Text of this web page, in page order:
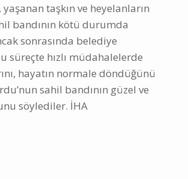
taşkın ve heyelanların
bandının kötü durumda
sonrasında belediye
süreçte hızlı müdahalelerde
hayatın normale döndüğünü
sahil bandının güzel ve
söylediler. İHA